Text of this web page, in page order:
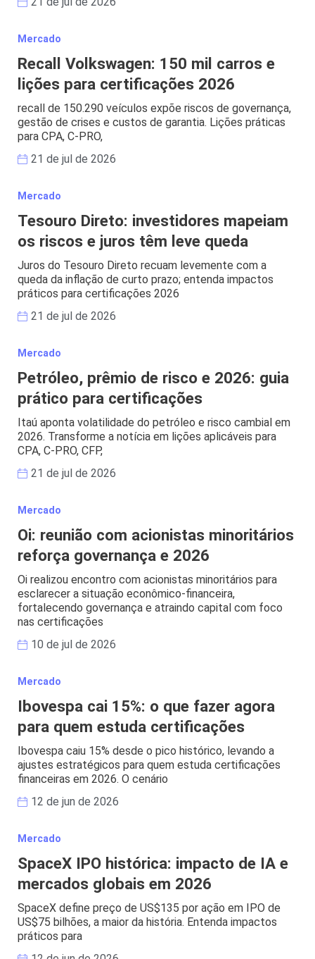
Mercado
Recall Volkswagen: 150 mil carros e
lições para certificações 2026
recall de 150.290 veículos expõe riscos de governança,
gestão de crises e custos de garantia. Lições práticas
para CPA, C-PRO,
21 de jul de 2026
Mercado
Tesouro Direto: investidores mapeiam
os riscos e juros têm leve queda
Juros do Tesouro Direto recuam levemente com a
queda da inflação de curto prazo; entenda impactos
práticos para certificações 2026
21 de jul de 2026
Mercado
Petróleo, prêmio de risco e 2026: guia
prático para certificações
Itaú aponta volatilidade do petróleo e risco cambial em
2026. Transforme a notícia em lições aplicáveis para
CPA, C-PRO, CFP,
21 de jul de 2026
Mercado
Oi: reunião com acionistas minoritários
reforça governança e 2026
Oi realizou encontro com acionistas minoritários para
esclarecer a situação econômico-financeira,
fortalecendo governança e atraindo capital com foco
nas certificações
10 de jul de 2026
Mercado
Ibovespa cai 15%: o que fazer agora
para quem estuda certificações
Ibovespa caiu 15% desde o pico histórico, levando a
ajustes estratégicos para quem estuda certificações
financeiras em 2026. O cenário
12 de jun de 2026
Mercado
SpaceX IPO histórica: impacto de IA e
mercados globais em 2026
SpaceX define preço de US$135 por ação em IPO de
US$75 bilhões, a maior da história. Entenda impactos
práticos para